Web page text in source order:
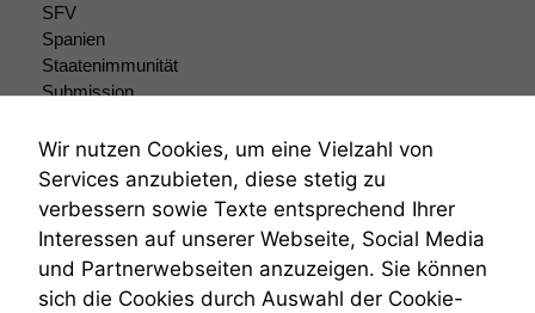
SFV
Spanien
Staatenimmunität
Submission
Teilungsklage
Venezuela
VRK
Wiederherstellungsanordnung
Zivilprozessordnung
ZPO
Zustellfiktion
Wir nutzen Cookies, um eine Vielzahl von
Services anzubieten, diese stetig zu
verbessern sowie Texte entsprechend Ihrer
Interessen auf unserer Webseite, Social Media
und Partnerwebseiten anzuzeigen. Sie können
sich die Cookies durch Auswahl der Cookie-